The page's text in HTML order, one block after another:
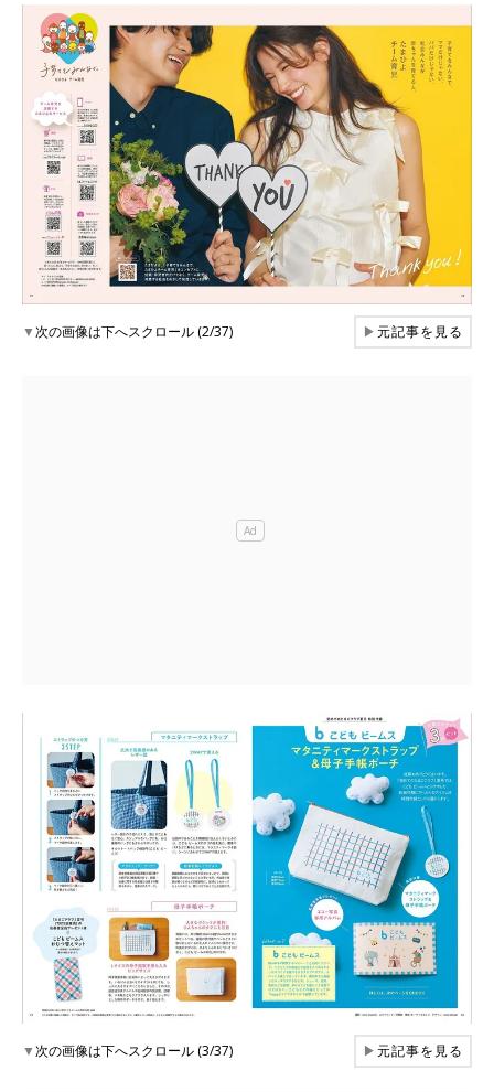
▼次の画像は下へスクロール (2/37) ▶元記事を見る
▼次の画像は下へスクロール (3/37) ▶元記事を見る